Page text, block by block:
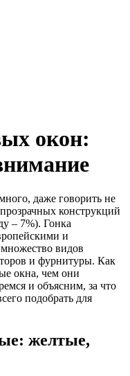
окон:
даже говорить не
конструкций
– 7%). Гонка
и
видов
и фурнитуры. Как
окна, чем они
и объясним, за что
подобрать для
желтые,